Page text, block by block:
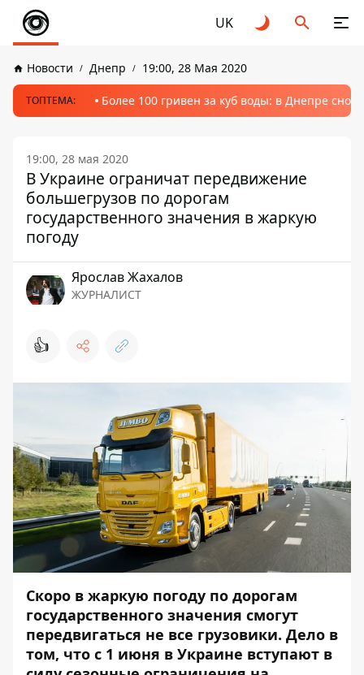
UK
Новости Днепр 19:00, 28 Мая 2020
ТОПТЕМА: Более 100 гривен за куб воды: в Днепре
19:00, 28 мая 2020
В Украине ограничат передвижение
большегрузов по дорогам
государственного значения в жаркую
погоду
Ярослав Жахалов
ЖУРНАЛИСТ
👍
Скоро в жаркую погоду по дорогам
государственного значения смогут
передвигаться не все грузовики. Дело в
том, что с 1 июня в Украине вступают в